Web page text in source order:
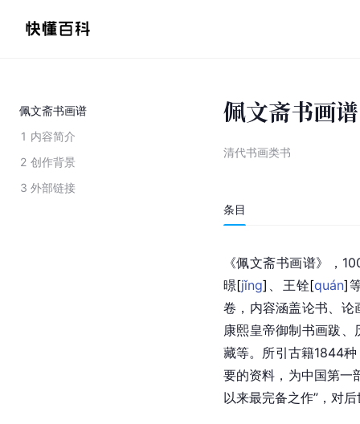
佩文斋书画谱
1 内容简介
2 创作背景
3 外部链接
佩文斋书画谱
清代书画类书
条目
《佩文斋书画谱》，
暻[jǐng] 、王铨[quán]
卷，内容涵盖论书、论
康熙皇帝御制书画跋
藏等。所引古籍1844
要的资料，为中国第一
以来最完备之作”，对